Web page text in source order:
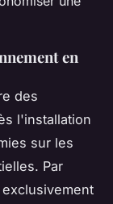
en
des
l'installation
sur les
Par